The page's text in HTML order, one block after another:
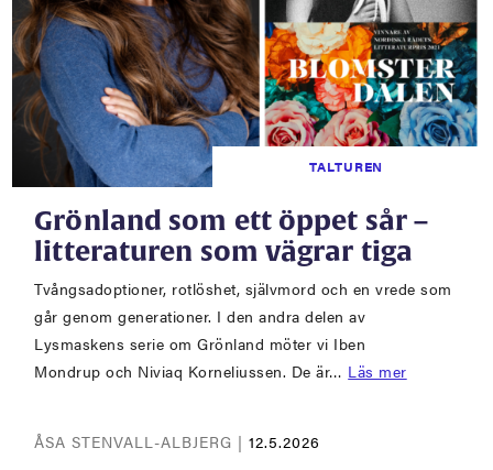
TALTUREN
Grönland som ett öppet sår –
litteraturen som vägrar tiga
Tvångsadoptioner, rotlöshet, självmord och en vrede som
går genom generationer. I den andra delen av
Lysmaskens serie om Grönland möter vi Iben
Mondrup och Niviaq Korneliussen. De är… Läs mer
ÅSA STENVALL-ALBJERG |12.5.2026